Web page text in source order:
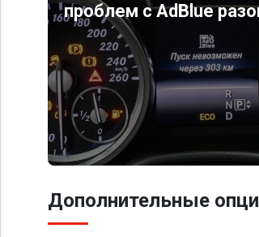
проблем с AdBlue
Дополнительные